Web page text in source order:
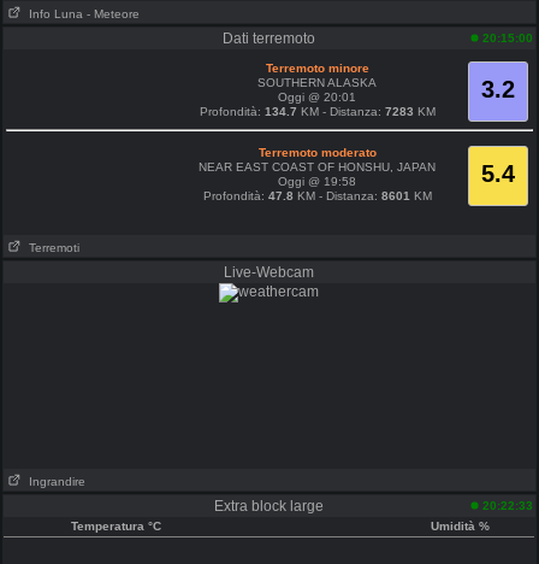
Info Luna - Meteore
Dati terremoto 20:15:00
3.2
Terremoto minore
SOUTHERN ALASKA
Oggi @ 20:01
Profondità: 134.7 KM - Distanza: 7283 KM
5.4
Terremoto moderato
NEAR EAST COAST OF HONSHU, JAPAN
Oggi @ 19:58
Profondità: 47.8 KM - Distanza: 8601 KM
Terremoti
Live-Webcam
Ingrandire
Extra block large
20:22:33
Temperatura °C
Umidità %